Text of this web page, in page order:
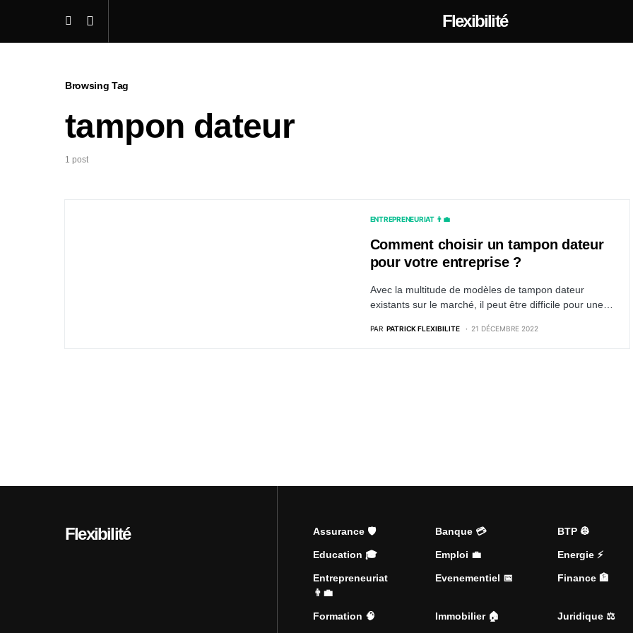
Flexibilité
Browsing Tag
tampon dateur
1 post
ENTREPRENEURIAT 👨‍💼
Comment choisir un tampon dateur
pour votre entreprise ?
Avec la multitude de modèles de tampon dateur
existants sur le marché, il peut être difficile pour une…
PAR PATRICK FLEXIBILITE 21 DÉCEMBRE 2022
Flexibilité Assurance 🛡️ Banque 💳 BTP 👷
Education 🎓 Emploi 💼 Energie ⚡
Entrepreneuriat
👨‍💼
Evenementiel 📅 Finance 🏦
Formation 🧠 Immobilier 🏠 Juridique ⚖️